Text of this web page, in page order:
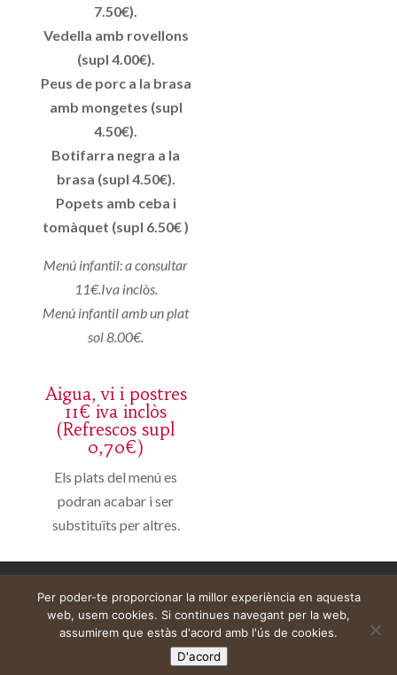
7.50€).
Vedella amb rovellons
(supl 4.00€).
Peus de porc a la brasa
amb mongetes (supl
4.50€).
Botifarra negra a la
brasa (supl 4.50€).
Popets amb ceba i
tomàquet (supl 6.50€ )
Menú infantil: a consultar
11€.Iva inclòs.
Menú infantil amb un plat
sol 8.00€.
Aigua, vi i postres
11€ iva inclòs
(Refrescos supl
0,70€)
Els plats del menú es
podran acabar i ser
substituïts per altres.
Web construïda perDeMomentSomTres
Per poder-te proporcionar la millor experiència en aquesta
web, usem cookies. Si continues navegant per la web,
assumirem que estàs d'acord amb l'ús de cookies.
D'acord